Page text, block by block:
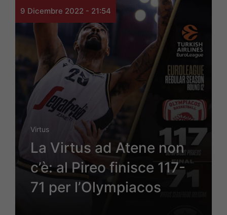
9 Dicembre 2022 - 21:54
Virtus
La Virtus ad Atene non
c’è: al Pireo finisce 117-
71 per l’Olympiacos